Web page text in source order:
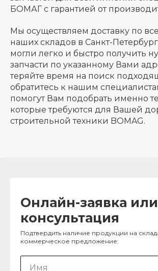
БОМАГ с гарантией от
Мы осуществляем доставку по
наших складов в Санкт-
могли легко и быстро получить
запчасти по указанному Вами
теряйте время на поиск
обратитесь к нашим
помогут Вам подобрать именно
которые требуются для Вашей
строительной техники BOMAG.
Онлайн-заявка или
консультация
Подтвердить наличие продукции на
коммерческое предложение: